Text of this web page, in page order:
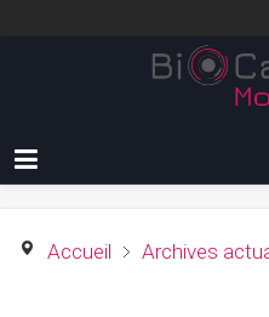
Accueil Archives